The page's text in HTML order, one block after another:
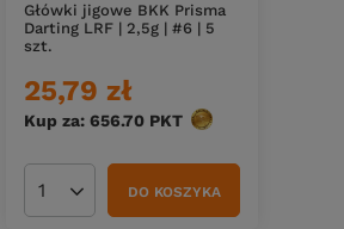
Główki jigowe BKK Prisma
Darting LRF | 2,5g | #6 | 5
szt.
25,79 zł
Kup za: 656.70 PKT punktów
Ilość produktówDO KOSZYKA